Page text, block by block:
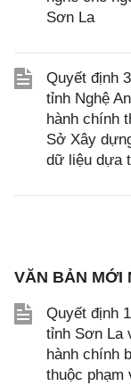
Sơn La
Quyết định
tỉnh Nghệ
hành chính
Sở Xây
dữ liệu dựa
VĂN BẢN MỚI
Quyết định
tỉnh Sơn La
hành chính
thuộc phạm